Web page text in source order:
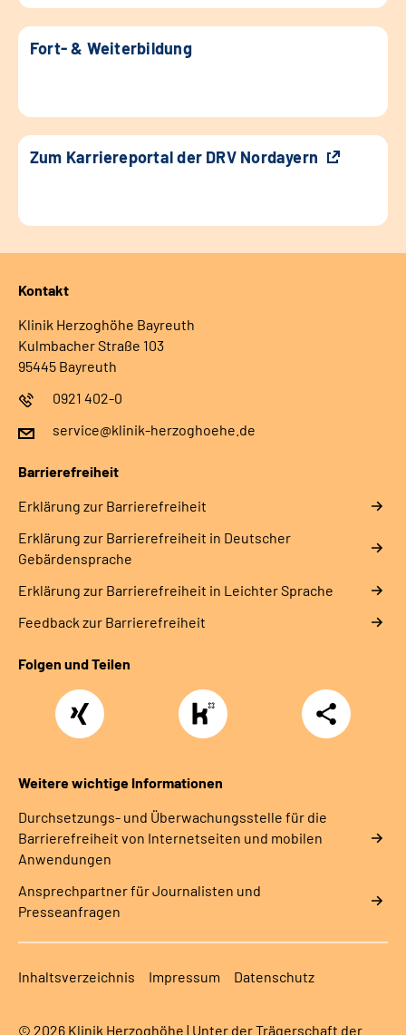
Fort- & Weiterbildung
Zum Karriereportal der DRV Nordayern
Kontakt
Klinik Herzoghöhe Bayreuth
Kulmbacher Straße 103
95445 Bayreuth
0921 402-0
service@klinik-herzoghoehe.de
Barrierefreiheit
Erklärung zur Barrierefreiheit
Erklärung zur Barrierefreiheit in Deutscher
Gebärdensprache
Erklärung zur Barrierefreiheit in Leichter Sprache
Feedback zur Barrierefreiheit
Folgen und Teilen
Xing
https://www.kununu.com/de/deutsche-
rentenversicherung-
nordbayern6
Teilen
Weitere wichtige Informationen
Durchsetzungs- und Überwachungsstelle für die
Barrierefreiheit von Internetseiten und mobilen
Anwendungen
Ansprechpartner für Journalisten und
Presseanfragen
Inhaltsverzeichnis Impressum Datenschutz
© 2026 Klinik Herzoghöhe | Unter der Trägerschaft der